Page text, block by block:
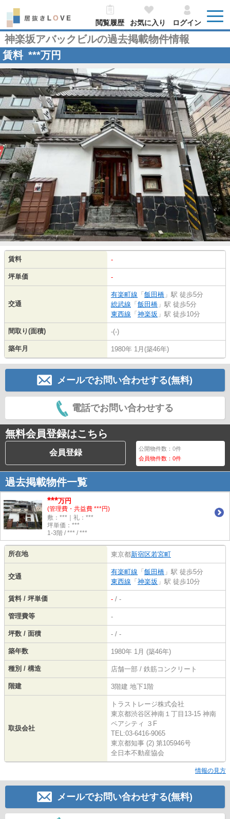
閲覧履歴 お気に入り ログイン
神楽坂アバックビルの過去掲載物件情報
賃料 ***万円
賃料 -
坪単価 -
交通
有楽町線 「 飯田橋 」駅 徒歩5分
総武線 「 飯田橋 」駅 徒歩5分
東西線 「 神楽坂 」駅 徒歩10分
間取り(面積) -(-)
築年月 1980年 1月(築46年)
メールでお問い合わせする(無料)
電話でお問い合わせする
無料会員登録はこちら
会員登録 公開物件数：0件
会員物件数：0件
過去掲載物件一覧
***万円
(管理費・共益費 ***円)
敷：***｜礼：***
坪単価：***
1-3階 / *** / ***
所在地 東京都新宿区若宮町
交通
有楽町線 「 飯田橋 」駅 徒歩5分
東西線 「 神楽坂 」駅 徒歩10分
賃料 / 坪単価 - / -
管理費等 -
坪数 / 面積 - / -
築年数 1980年 1月 (築46年)
種別 / 構造 店舗一部 / 鉄筋コンクリート
階建 3階建 地下1階
取扱会社
トラストレージ株式会社
東京都渋谷区神南１丁目13-15 神南
ペアシティ ３F
TEL:03-6416-9065
東京都知事 (2) 第105946号
全日本不動産協会
情報の見方
メールでお問い合わせする(無料)